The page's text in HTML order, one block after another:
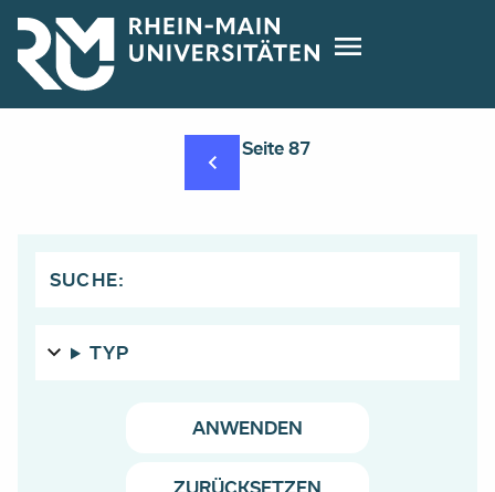
Direkt
zum
Inhalt
Seitennummerierung
Seite 87
SUCHE:
TYP